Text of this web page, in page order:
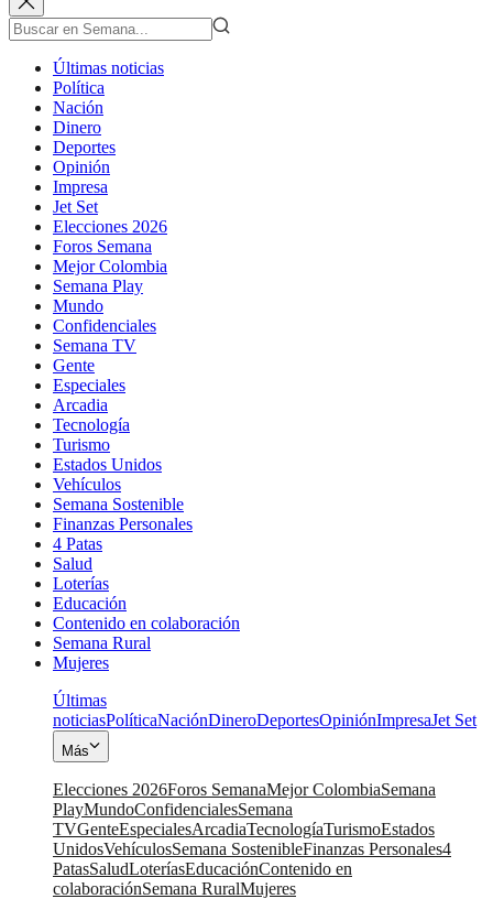
Últimas noticias
Política
Nación
Dinero
Deportes
Opinión
Impresa
Jet Set
Elecciones 2026
Foros Semana
Mejor Colombia
Semana Play
Mundo
Confidenciales
Semana TV
Gente
Especiales
Arcadia
Tecnología
Turismo
Estados Unidos
Vehículos
Semana Sostenible
Finanzas Personales
4 Patas
Salud
Loterías
Educación
Contenido en colaboración
Semana Rural
Mujeres
Últimas
noticiasPolíticaNaciónDineroDeportesOpiniónImpresaJet Set
Más
Elecciones 2026Foros SemanaMejor ColombiaSemana
PlayMundoConfidencialesSemana
TVGenteEspecialesArcadiaTecnologíaTurismoEstados
UnidosVehículosSemana SostenibleFinanzas Personales4
PatasSaludLoteríasEducaciónContenido en
colaboraciónSemana RuralMujeres